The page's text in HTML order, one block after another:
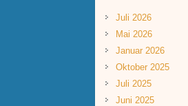
Juli 2026
Mai 2026
Januar 2026
Oktober 2025
Juli 2025
Juni 2025